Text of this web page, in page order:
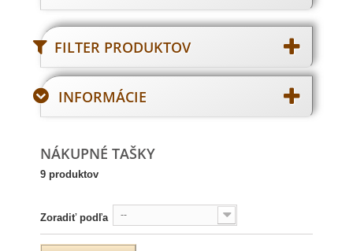
FILTER PRODUKTOV
INFORMÁCIE
NÁKUPNÉ TAŠKY
9 produktov
Zoradiť podľa --